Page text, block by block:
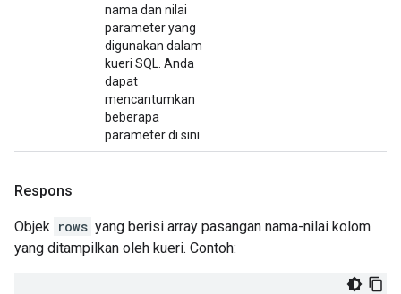
nama dan nilai
parameter yang
digunakan dalam
kueri SQL. Anda
dapat
mencantumkan
beberapa
parameter di sini.
Respons
Objek rows yang berisi array pasangan nama-nilai kolom
yang ditampilkan oleh kueri. Contoh: